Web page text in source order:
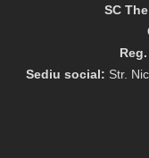
SC
Sediu social: Str.